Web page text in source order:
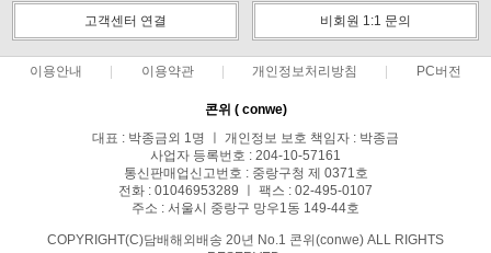
고객센터 연결 비회원 1:1 문의
이용안내 이용약관 개인정보처리방침 PC버전
콘위 ( conwe)
대표 : 박종금외 1명 ㅣ 개인정보 보호 책임자 : 박종금
사업자 등록번호 : 204-10-57161
통신판매업신고번호 : 중랑구청 제 0371호
전화 : 01046953289 ㅣ 팩스 : 02-495-0107
주소 : 서울시 중랑구 망우1동 149-44호
COPYRIGHT(C)담배해외배송 20년 No.1 콘위(conwe) ALL RIGHTS